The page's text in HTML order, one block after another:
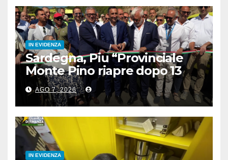
IN EVIDENZA
Sardegna, Piu “Provinciale
Monte Pino riapre dopo 13
anni, opera fondamentale”
AGO 7, 2026
IN EVIDENZA